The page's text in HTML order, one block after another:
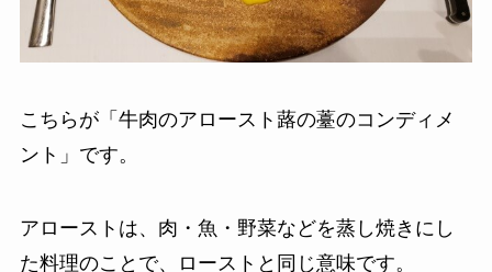
こちらが「牛肉のアロースト蕗の薹のコンディメ
ント」です。
アローストは、肉・魚・野菜などを蒸し焼きにし
た料理のことで、ローストと同じ意味です。